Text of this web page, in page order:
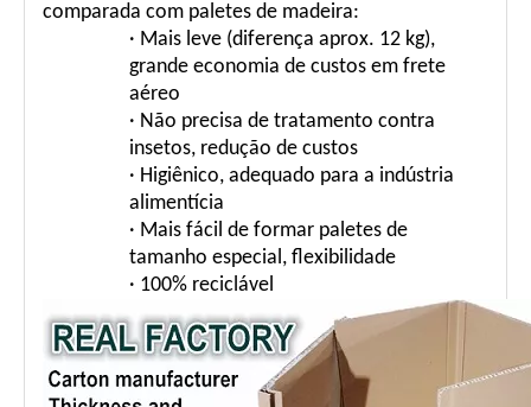
comparada com paletes de madeira:
· Mais leve (diferença aprox. 12 kg),
grande economia de custos em frete
aéreo
· Não precisa de tratamento contra
insetos, redução de custos
· Higiênico, adequado para a indústria
alimentícia
· Mais fácil de formar paletes de
tamanho especial, flexibilidade
· 100% reciclável